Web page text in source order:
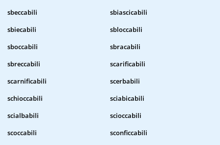
sbeccabili
sbiascicabili
sbiecabili
sbloccabili
sboccabili
sbracabili
sbreccabili
scarificabili
scarnificabili
scerbabili
schioccabili
sciabicabili
scialbabili
scioccabili
scoccabili
sconficcabili